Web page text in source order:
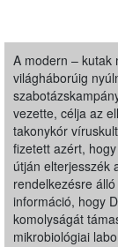
A modern – kutak
világháborúig
vezette, célja az
takonykór
fizetett azért,
útján elterjesszék
rendelkezésre
információ, hogy
komolyságát
mikrobiológiai